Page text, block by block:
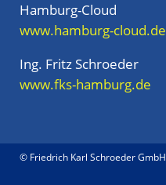
Hamburg-Cloud
www.hamburg-cloud.de
Ing. Fritz Schroeder
www.fks-hamburg.de
© Friedrich Karl Schroeder